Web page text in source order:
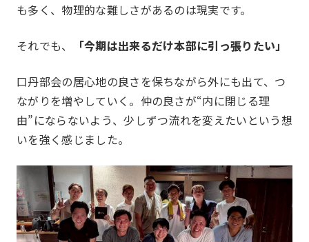
シャンティ（ヨガ）
も多く、物理的な難しさがあるのは現実です。
それでも、 「今期は出来るだけ本部に引っ張りたい」
口丹部会の居心地の良さを保ちながら外にも出て、つ
ながりを増やしていく。仲の良さが“内に閉じる理
由”にならないよう、少しずつ流れを変えたいという想
いを強く感じました。